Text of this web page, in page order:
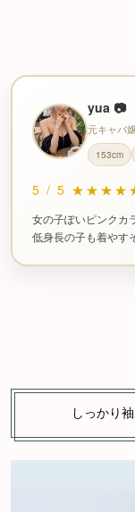
yua 📷
元キャバ
153cm
5 / 5
女の子ぽいピンクカ
低身長の子も着やす
しっかり